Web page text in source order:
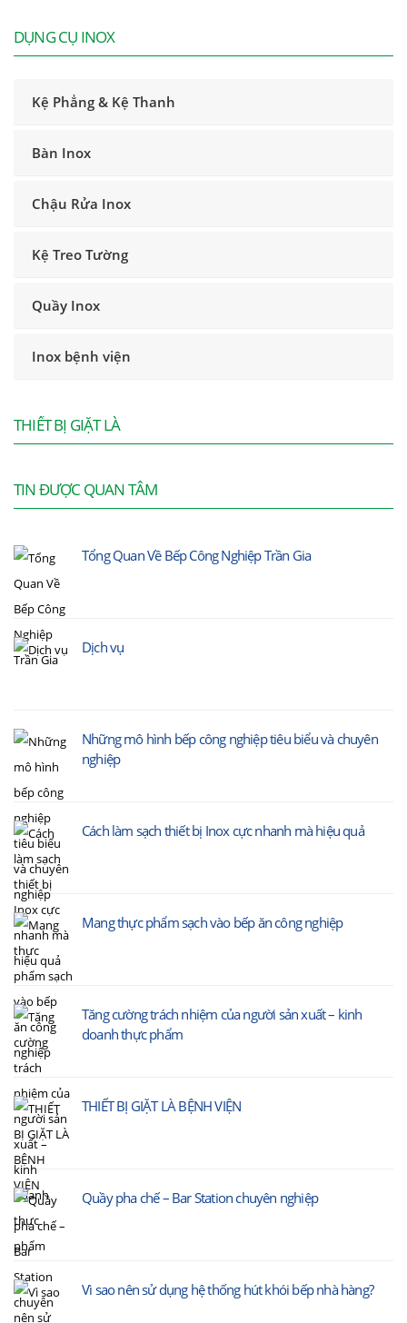
DỤNG CỤ INOX
Kệ Phẳng & Kệ Thanh
Bàn Inox
Chậu Rửa Inox
Kệ Treo Tường
Quầy Inox
Inox bệnh viện
THIẾT BỊ GIẶT LÀ
TIN ĐƯỢC QUAN TÂM
Tổng Quan Về Bếp Công Nghiệp Trần Gia
Dịch vụ
Những mô hình bếp công nghiệp tiêu biểu và chuyên
nghiệp
Cách làm sạch thiết bị Inox cực nhanh mà hiệu quả
Mang thực phẩm sạch vào bếp ăn công nghiệp
Tăng cường trách nhiệm của người sản xuất – kinh
doanh thực phẩm
THIẾT BỊ GIẶT LÀ BỆNH VIỆN
Quầy pha chế – Bar Station chuyên nghiệp
Vì sao nên sử dụng hệ thống hút khói bếp nhà hàng?